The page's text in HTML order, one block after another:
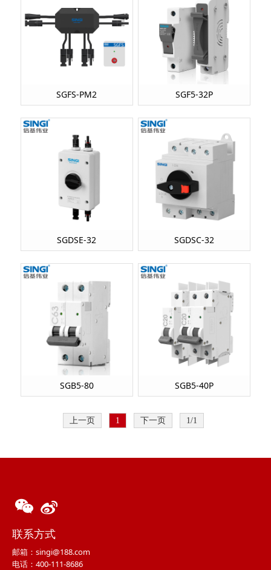
SGFS-PM2 SGF5-32P
SGDSE-32 SGDSC-32
SGB5-80 SGB5-40P
上一页 1 下一页 1/1
联系方式
邮箱：singi@188.com
电话：400-111-8686